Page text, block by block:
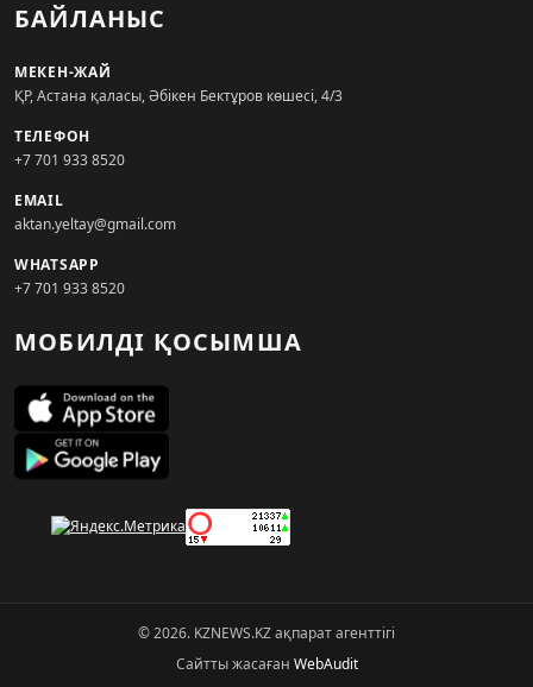
БАЙЛАНЫС
МЕКЕН-ЖАЙ
ҚР, Астана қаласы, Әбікен Бектұров көшесі, 4/3
ТЕЛЕФОН
+7 701 933 8520
EMAIL
aktan.yeltay@gmail.com
WHATSAPP
+7 701 933 8520
МОБИЛДІ ҚОСЫМША
© 2026. KZNEWS.KZ ақпарат агенттігі
Сайтты жасаған WebAudit